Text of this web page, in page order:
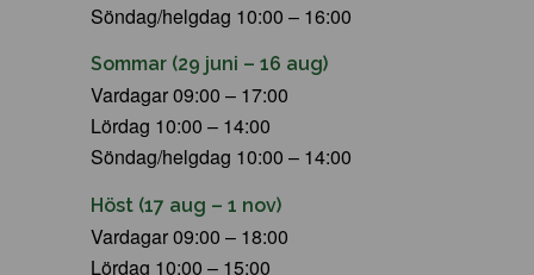
Söndag/helgdag 10:00 – 16:00
Sommar (29 juni – 16 aug)
Vardagar 09:00 – 17:00
Lördag 10:00 – 14:00
Söndag/helgdag 10:00 – 14:00
Höst (17 aug – 1 nov)
Vardagar 09:00 – 18:00
Lördag 10:00 – 15:00